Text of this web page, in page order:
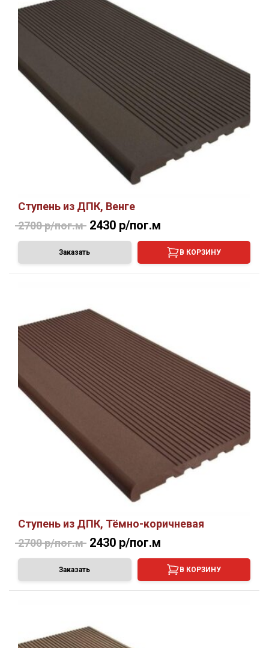
Ступень из ДПК, Венге
2700 р/пог.м 2430 р/пог.м
Заказать В КОРЗИНУ
Ступень из ДПК, Тёмно-коричневая
2700 р/пог.м 2430 р/пог.м
Заказать В КОРЗИНУ